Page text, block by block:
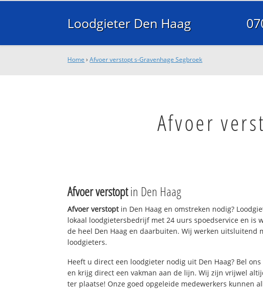
Loodgieter Den Haag
Home ›Afvoer verstopt s-Gravenhage Segbroek
Afvoer
Afvoer verstoptin Den Haag
Afvoer verstoptin Den Haag en omstreken nodig?
lokaal loodgietersbedrijf met 24 uurs spoedservice en is
de heel Den Haag en daarbuiten. Wij werken uitsluitend
loodgieters.
Heeft u direct een loodgieter nodig uit Den Haag? Bel
en krijg direct een vakman aan de lijn. Wij zijn vrijwel
ter plaatse! Onze goed opgeleide medewerkers kunnen